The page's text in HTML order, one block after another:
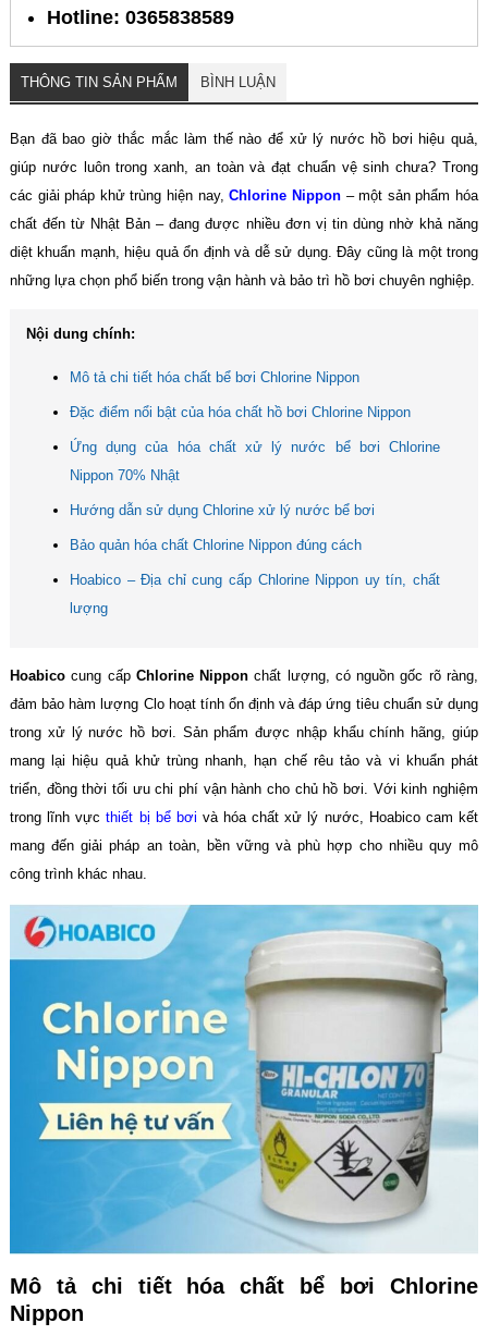
Hotline: 0365838589
THÔNG TIN SẢN PHẨM BÌNH LUẬN
Bạn đã bao giờ thắc mắc làm thế nào để xử lý nước hồ bơi hiệu quả,
giúp nước luôn trong xanh, an toàn và đạt chuẩn vệ sinh chưa? Trong
các giải pháp khử trùng hiện nay,Chlorine Nippon– một sản phẩm hóa
chất đến từ Nhật Bản – đang được nhiều đơn vị tin dùng nhờ khả năng
diệt khuẩn mạnh, hiệu quả ổn định và dễ sử dụng. Đây cũng là một trong
những lựa chọn phổ biến trong vận hành và bảo trì hồ bơi chuyên nghiệp.
Nội dung chính:
Mô tả chi tiết hóa chất bể bơi Chlorine Nippon
Đặc điểm nổi bật của hóa chất hồ bơi Chlorine Nippon
Ứng dụng của hóa chất xử lý nước bể bơi Chlorine
Nippon 70% Nhật
Hướng dẫn sử dụng Chlorine xử lý nước bể bơi
Bảo quản hóa chất Chlorine Nippon đúng cách
Hoabico – Địa chỉ cung cấp Chlorine Nippon uy tín, chất
lượng
Hoabicocung cấp Chlorine Nippon chất lượng, có nguồn gốc rõ ràng,
đảm bảo hàm lượng Clo hoạt tính ổn định và đáp ứng tiêu chuẩn sử dụng
trong xử lý nước hồ bơi. Sản phẩm được nhập khẩu chính hãng, giúp
mang lại hiệu quả khử trùng nhanh, hạn chế rêu tảo và vi khuẩn phát
triển, đồng thời tối ưu chi phí vận hành cho chủ hồ bơi. Với kinh nghiệm
trong lĩnh vựcthiết bị bể bơi và hóa chất xử lý nước, Hoabico cam kết
mang đến giải pháp an toàn, bền vững và phù hợp cho nhiều quy mô
công trình khác nhau.
Mô tả chi tiết hóa chất bể bơi Chlorine
Nippon